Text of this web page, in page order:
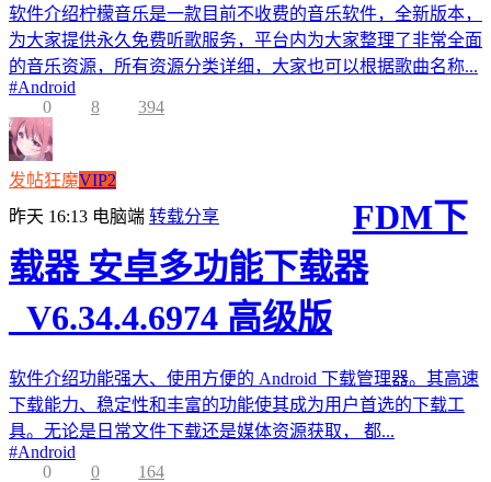
软件介绍柠檬音乐是一款目前不收费的音乐软件，全新版本，
为大家提供永久免费听歌服务，平台内为大家整理了非常全面
的音乐资源，所有资源分类详细，大家也可以根据歌曲名称...
#Android
0
8 394
发帖狂魔VIP2
昨天 16:13 电脑端 转载分享
FDM下
载器 安卓多功能下载器
_V6.34.4.6974 高级版
软件介绍功能强大、使用方便的 Android 下载管理器。其高速
下载能力、稳定性和丰富的功能使其成为用户首选的下载工
具。无论是日常文件下载还是媒体资源获取， 都...
#Android
0
0 164